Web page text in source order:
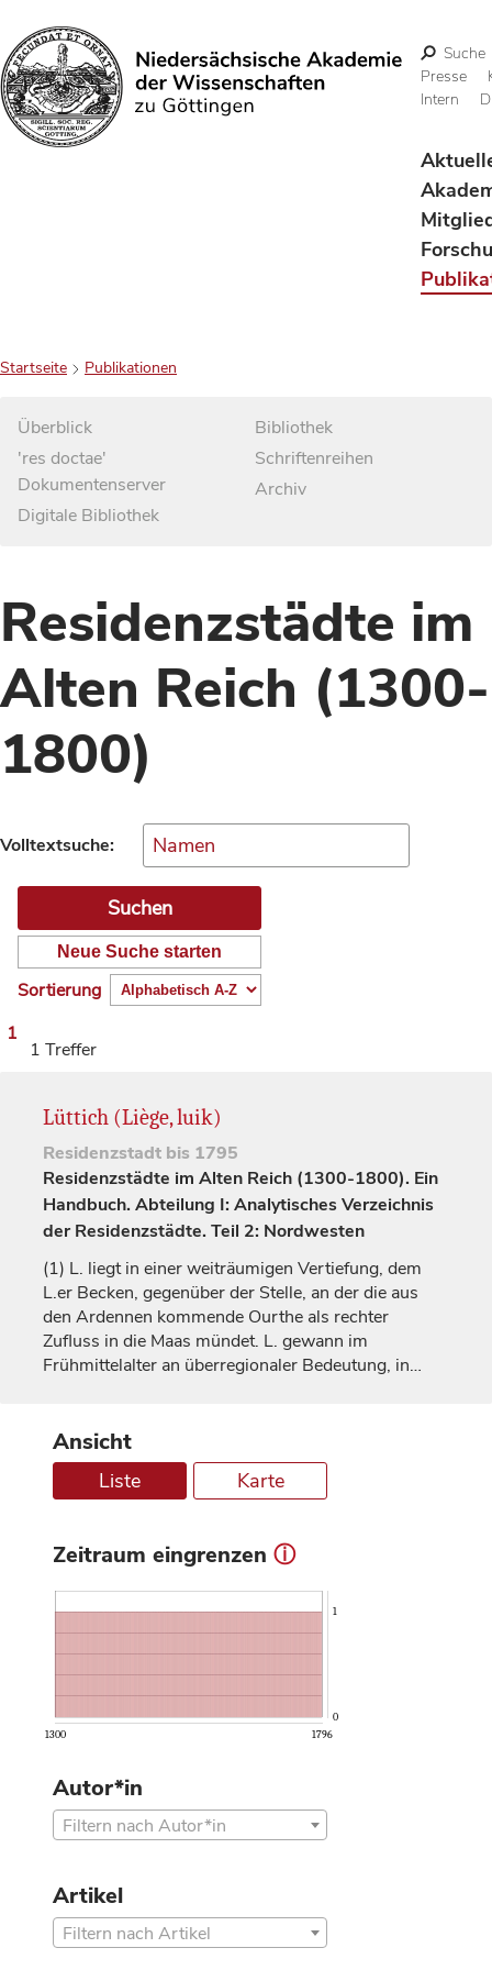
Suchen
Suche
Presse
Intern
Startseite Publikationen
Überblick
'res doctae'
Dokumentenserver
Digitale Bibliothek
Bibliothek
Schriftenreihen
Archiv
Residenzstädte im
Alten Reich (1300-
1800)
Volltextsuche:
Neue Suche starten
Sortierung
1
1 Treffer
Lüttich (Liège, luik)
Residenzstadt bis 1795
Residenzstädte im Alten Reich (1300-1800). Ein
Handbuch. Abteilung I: Analytisches Verzeichnis
der Residenzstädte. Teil 2: Nordwesten
(1) L. liegt in einer weiträumigen Vertiefung, dem
L.er Becken, gegenüber der Stelle, an der die aus
den Ardennen kommende Ourthe als rechter
Zufluss in die Maas mündet. L. gewann im
Frühmittelalter an überregionaler Bedeutung, in…
Ansicht
Liste Karte
Zeitraum eingrenzen ⓘ
1300 1796
0
1
Autor*in
Filtern nach Autor*in
Artikel
Filtern nach Artikel